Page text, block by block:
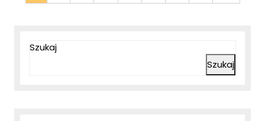
Szukaj
Szukaj